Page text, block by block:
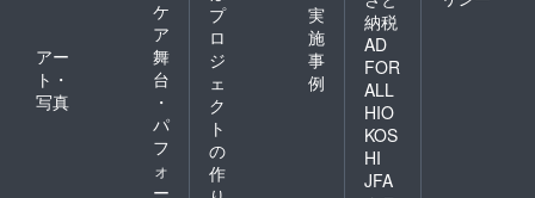
ケ
ア
アー
ト・
写真
舞
台
・
パ
フ
ォ
ー
プ
ロ
ジ
ェ
ク
ト
の
作
実
施
事
例
納税
AD
FOR
ALL
HIO
KOS
HI
JFA